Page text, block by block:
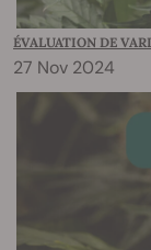
ÉVALUATION DE
27 Nov 2024